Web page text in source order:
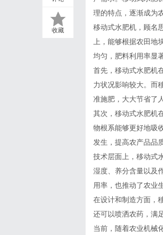
收藏
理的特点，逐渐成为
移动式水肥机，顾名
上，能够根据农田
均匀，肥料利用率显
首先，移动式水肥机
力状况影响较大。而
准施肥，大大节省了
其次，移动式水肥机
物根系能够更好地吸
发生，提高农产品品质
技术层面上，移动式
湿度、养分含量以及
用率，也推动了农业
在设计和制造方面，
还可以喷洒农药，满
当前，随着农业机械